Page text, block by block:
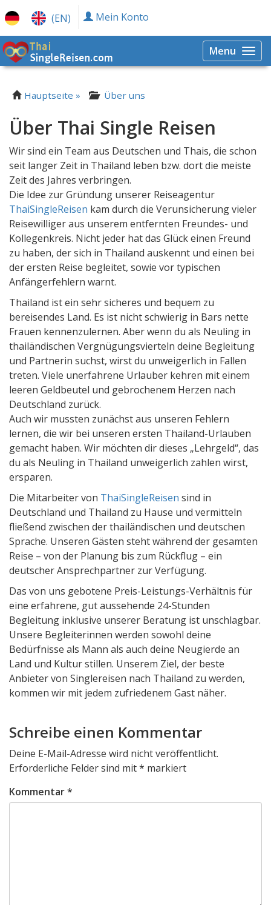
(EN) Mein Konto
Menu
Hauptseite » Über uns
Über Thai Single Reisen
Wir sind ein Team aus Deutschen und Thais, die schon
seit langer Zeit in Thailand leben bzw. dort die meiste
Zeit des Jahres verbringen.
Die Idee zur Gründung unserer Reiseagentur
ThaiSingleReisen kam durch die Verunsicherung vieler
Reisewilliger aus unserem entfernten Freundes- und
Kollegenkreis. Nicht jeder hat das Glück einen Freund
zu haben, der sich in Thailand auskennt und einen bei
der ersten Reise begleitet, sowie vor typischen
Anfängerfehlern warnt.
Thailand ist ein sehr sicheres und bequem zu
bereisendes Land. Es ist nicht schwierig in Bars nette
Frauen kennenzulernen. Aber wenn du als Neuling in
thailändischen Vergnügungsvierteln deine Begleitung
und Partnerin suchst, wirst du unweigerlich in Fallen
treten. Viele unerfahrene Urlauber kehren mit einem
leeren Geldbeutel und gebrochenem Herzen nach
Deutschland zurück.
Auch wir mussten zunächst aus unseren Fehlern
lernen, die wir bei unseren ersten Thailand-Urlauben
gemacht haben. Wir möchten dir dieses „Lehrgeld“, das
du als Neuling in Thailand unweigerlich zahlen wirst,
ersparen.
Die Mitarbeiter von ThaiSingleReisen sind in
Deutschland und Thailand zu Hause und vermitteln
fließend zwischen der thailändischen und deutschen
Sprache. Unseren Gästen steht während der gesamten
Reise – von der Planung bis zum Rückflug – ein
deutscher Ansprechpartner zur Verfügung.
Das von uns gebotene Preis-Leistungs-Verhältnis für
eine erfahrene, gut aussehende 24-Stunden
Begleitung inklusive unserer Beratung ist unschlagbar.
Unsere Begleiterinnen werden sowohl deine
Bedürfnisse als Mann als auch deine Neugierde an
Land und Kultur stillen. Unserem Ziel, der beste
Anbieter von Singlereisen nach Thailand zu werden,
kommen wir mit jedem zufriedenem Gast näher.
Schreibe einen Kommentar
Deine E-Mail-Adresse wird nicht veröffentlicht.
Erforderliche Felder sind mit* markiert
Kommentar*